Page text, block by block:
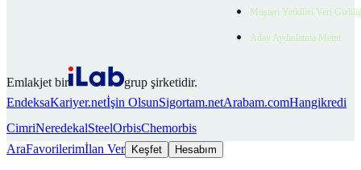
Müşteri Yetkilisi Veri
Aday Aydınlatma Metni
Emlakjet bir
grup şirketidir.
EndeksaKariyer.netİşin OlsunSigortam.netArabam.comHangikredi
CimriNeredekalSteelOrbisChemorbis
AraFavorilerimİlan Ver Keşfet Hesabım